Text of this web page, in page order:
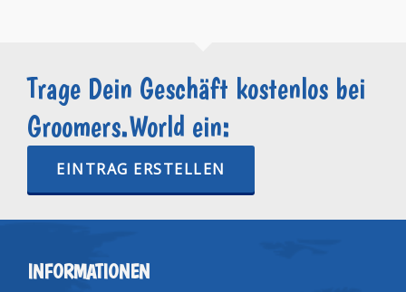
Trage Dein Geschäft kostenlos bei
Groomers.World ein:
EINTRAG ERSTELLEN
INFORMATIONEN